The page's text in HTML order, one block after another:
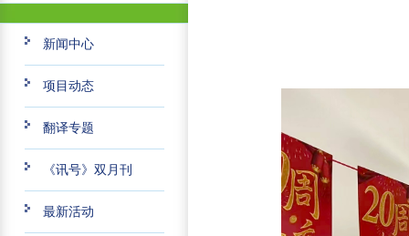
新闻中心
项目动态
翻译专题
《讯号》双月刊
最新活动